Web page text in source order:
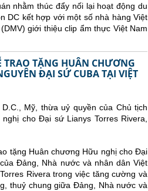
nhằm thúc đẩy nối lại hoạt động du
DC kết hợp với một số nhà hàng Việt
giới thiệu clip ẩm thực Việt Nam
TẶNG HUÂN CHƯƠNG
ĐẠI SỨ CUBA TẠI VIỆT
Mỹ, thừa uỷ quyền của Chủ tịch
cho Đại sứ Lianys Torres Rivera,
tặng Huân chương Hữu nghị cho Đại
Đảng, Nhà nước và nhân dân Việt
Rivera trong việc tăng cường và
thuỷ chung giữa Đảng, Nhà nước và